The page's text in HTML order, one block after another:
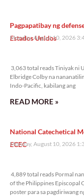
Pagpapatibay ng
Estados Unidos
Monday, August 10, 2026
3,063 total reads Tiniyak ni
Elbridge Colby na
Indo-Pacific, kabilang ang
READ MORE »
National Catechetical
ECEC
Monday, August 10, 2026
4,889 total reads Pormal
of the Philippines Episcopal
poster para sa pagdiriwang